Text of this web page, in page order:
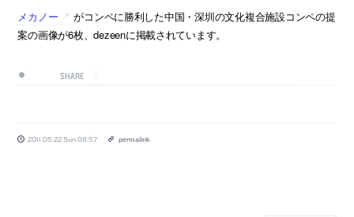
メカノー
がコンペに勝利した中国・深圳の文化複合施設コンペの提
案の画像が6枚、dezeenに掲載されています。
SHARE
2011.05.22 Sun 08:57 permalink